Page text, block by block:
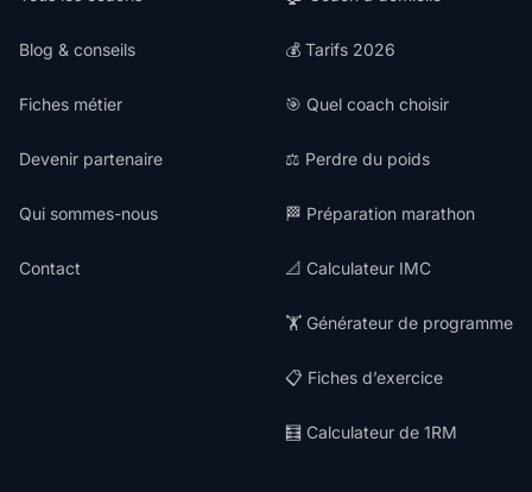
Blog & conseils
Fiches métier
Devenir partenaire
Qui sommes-nous
Contact
💰 Tarifs 2026
🎯 Quel coach choisir
⚖️ Perdre du poids
🏁 Préparation marathon
📐 Calculateur IMC
🏋️ Générateur de programme
📋 Fiches d’exercice
🧮 Calculateur de 1RM